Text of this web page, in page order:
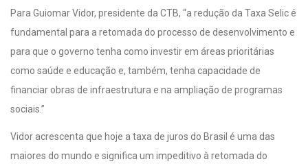
Para Guiomar Vidor, presidente da CTB, “a redução da Taxa Selic é
fundamental para a retomada do processo de desenvolvimento e
para que o governo tenha como investir em áreas prioritárias
como saúde e educação e, também, tenha capacidade de
financiar obras de infraestrutura e na ampliação de programas
sociais.”
Vidor acrescenta que hoje a taxa de juros do Brasil é uma das
maiores do mundo e significa um impeditivo à retomada do